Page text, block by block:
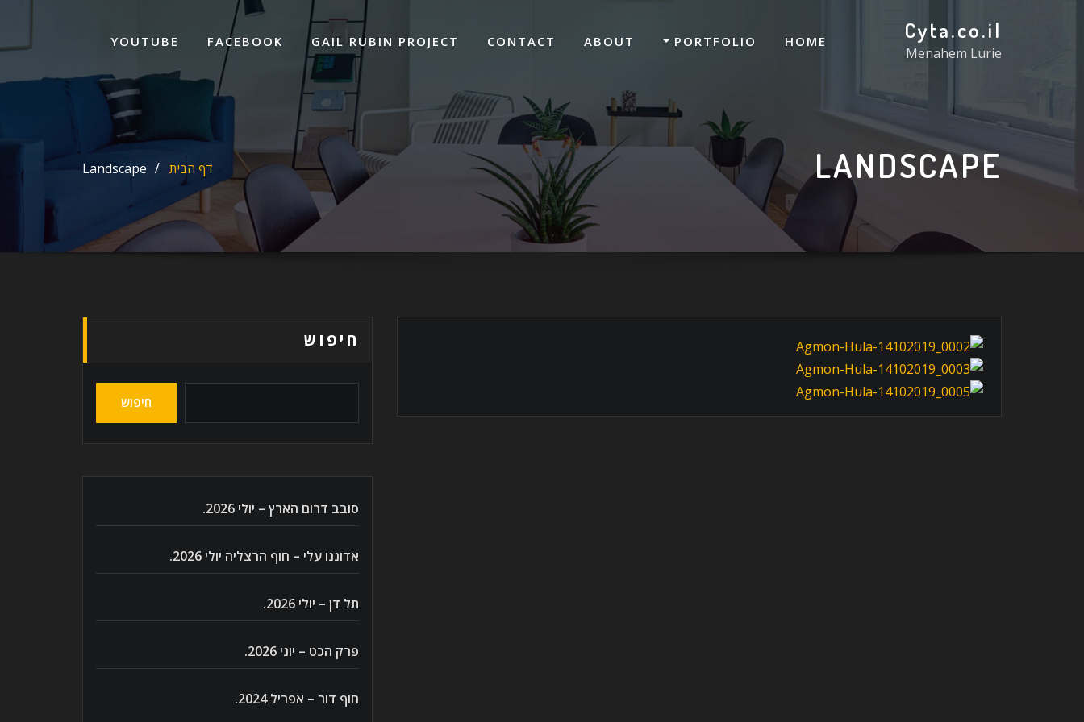
Cyta.co.il
Menahem Lurie
HOME
PORTFOLIO
ABOUT
CONTACT
GAIL RUBIN PROJECT
FACEBOOK
YOUTUBE
LANDSCAPE דף הבית Landscape
חיפוש
חיפוש
סובב דרום הארץ – יולי 2026.
אדוננו עלי – חוף הרצליה יולי 2026.
תל דן – יולי 2026.
פרק הכט – יוני 2026.
חוף דור – אפריל 2024.